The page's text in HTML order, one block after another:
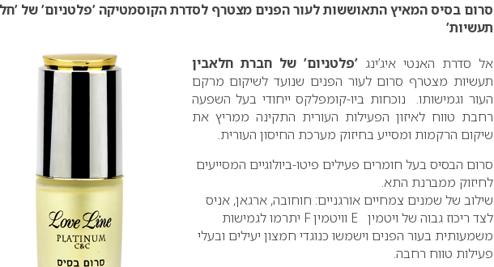
סרום בסיס המאיץ התאוששות לעור הפנים מצטרף לסדרת הקוסמטיקה ’פלטניום’ של
תעשיות’
אל סדרת האנטי איג’ינג’פלטניום’ של חברת חלאבין
תעשיות מצטרף סרום לעור הפנים שנועד לשיקום מרקם
העור וגמישותו. נוכחות ביו-קומפלקס ייחודי בעל השפעה
רחבת טווח לאיזון הפעילות העורית התקינה ממריץ את
שיקום הרקמות ומסייע בחיזוק מערכת החיסון העורית.
סרום הבסיס בעל חומרים פעילים פיטו-ביולוגיים המסייעים
לחיזוק ממברנת התא.
שילוב של שמנים צמחיים אורגניים: חוחובה, ארגאן, אניס
לצד ריכוז גבוה של ויטמין E וויטמין F יתרמו לגמישות
משמעותית בעור הפנים וישמשו כנוגדי חמצון יעילים ובעלי
פעילות טווח רחבה.